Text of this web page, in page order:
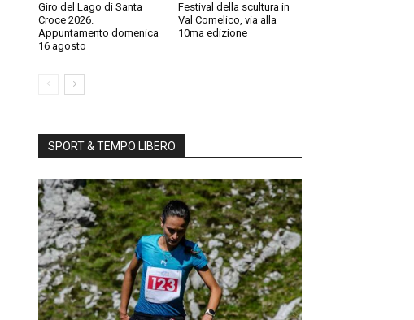
Giro del Lago di Santa
Croce 2026.
Appuntamento domenica
16 agosto
Festival della scultura in
Val Comelico, via alla
10ma edizione
SPORT & TEMPO LIBERO